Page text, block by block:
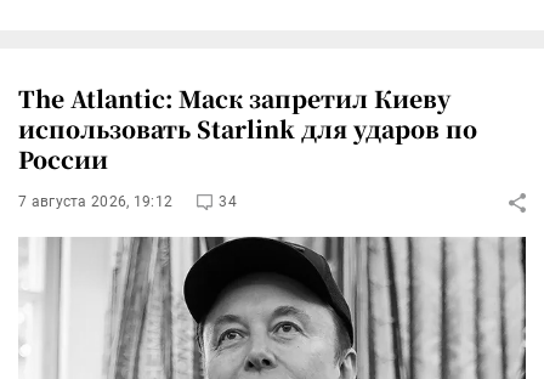
The Atlantic: Маск запретил Киеву
использовать Starlink для ударов по
России
7 августа 2026, 19:12 34